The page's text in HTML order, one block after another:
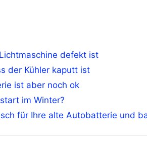
defekt ist
der Kühler kaputt ist
ist aber noch ok
im Winter?
für Ihre alte Autobatterie und